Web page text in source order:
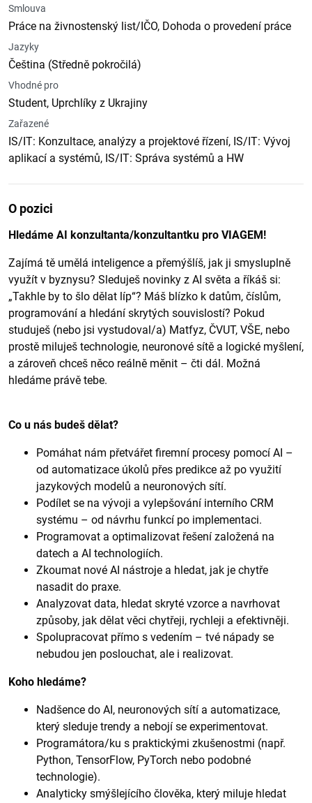
Smlouva
Práce na živnostenský list/IČO, Dohoda o provedení práce
Jazyky
Čeština (Středně pokročilá)
Vhodné pro
Student, Uprchlíky z Ukrajiny
Zařazené
IS/IT: Konzultace, analýzy a projektové řízení, IS/IT: Vývoj
aplikací a systémů, IS/IT: Správa systémů a HW
O pozici
Hledáme AI konzultanta/konzultantku pro VIAGEM!
Zajímá tě umělá inteligence a přemýšlíš, jak ji smysluplně
využít v byznysu? Sleduješ novinky z AI světa a říkáš si:
„Takhle by to šlo dělat líp“? Máš blízko k datům, číslům,
programování a hledání skrytých souvislostí? Pokud
studuješ (nebo jsi vystudoval/a) Matfyz, ČVUT, VŠE, nebo
prostě miluješ technologie, neuronové sítě a logické myšlení,
a zároveň chceš něco reálně měnit – čti dál. Možná
hledáme právě tebe.
Co u nás budeš dělat?
Pomáhat nám přetvářet firemní procesy pomocí AI –
od automatizace úkolů přes predikce až po využití
jazykových modelů a neuronových sítí.
Podílet se na vývoji a vylepšování interního CRM
systému – od návrhu funkcí po implementaci.
Programovat a optimalizovat řešení založená na
datech a AI technologiích.
Zkoumat nové AI nástroje a hledat, jak je chytře
nasadit do praxe.
Analyzovat data, hledat skryté vzorce a navrhovat
způsoby, jak dělat věci chytřeji, rychleji a efektivněji.
Spolupracovat přímo s vedením – tvé nápady se
nebudou jen poslouchat, ale i realizovat.
Koho hledáme?
Nadšence do AI, neuronových sítí a automatizace,
který sleduje trendy a nebojí se experimentovat.
Programátora/ku s praktickými zkušenostmi (např.
Python, TensorFlow, PyTorch nebo podobné
technologie).
Analyticky smýšlejícího člověka, který miluje hledat